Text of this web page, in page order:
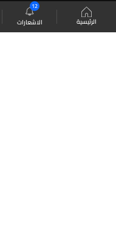
الرئيسية الاشعارات
12
موقع البرامج